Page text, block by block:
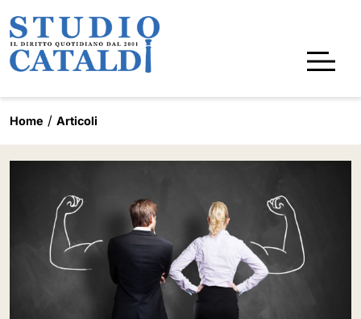
Home Articoli